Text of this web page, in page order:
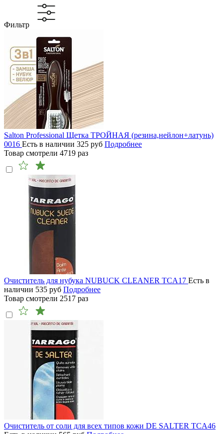
Фильтр
Salton Professional Щетка ТРОЙНАЯ (резина,нейлон+латунь)
0016 Есть в наличии 325 руб Подробнее
Товар смотрели 4719 раз
Очиститель для нубука NUBUCK CLEANER TCA17 Есть в
наличии 535 руб Подробнее
Товар смотрели 2517 раз
Очиститель от соли для всех типов кожи DE SALTER TCA46